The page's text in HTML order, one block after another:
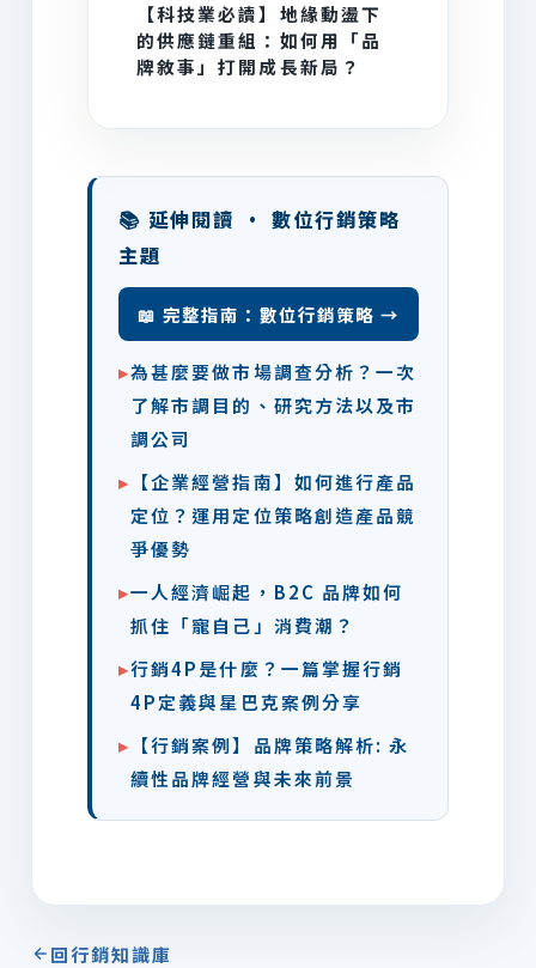
【科技業必讀】地緣動盪下
的供應鏈重組：如何用「品
牌敘事」打開成長新局？
📚 延伸閱讀 · 數位行銷策略
主題
📖 完整指南：數位行銷策略 →
▸為甚麼要做市場調查分析？一次
了解市調目的、研究方法以及市
調公司
▸ 【企業經營指南】如何進行產品
定位？運用定位策略創造產品競
爭優勢
▸一人經濟崛起，B2C 品牌如何
抓住「寵自己」消費潮？
▸行銷4P是什麼？一篇掌握行銷
4P定義與星巴克案例分享
▸ 【行銷案例】品牌策略解析: 永
續性品牌經營與未來前景
回行銷知識庫